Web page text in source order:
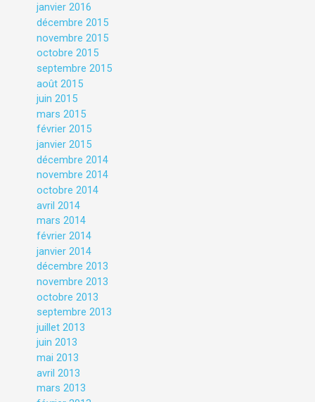
janvier 2016
décembre 2015
novembre 2015
octobre 2015
septembre 2015
août 2015
juin 2015
mars 2015
février 2015
janvier 2015
décembre 2014
novembre 2014
octobre 2014
avril 2014
mars 2014
février 2014
janvier 2014
décembre 2013
novembre 2013
octobre 2013
septembre 2013
juillet 2013
juin 2013
mai 2013
avril 2013
mars 2013